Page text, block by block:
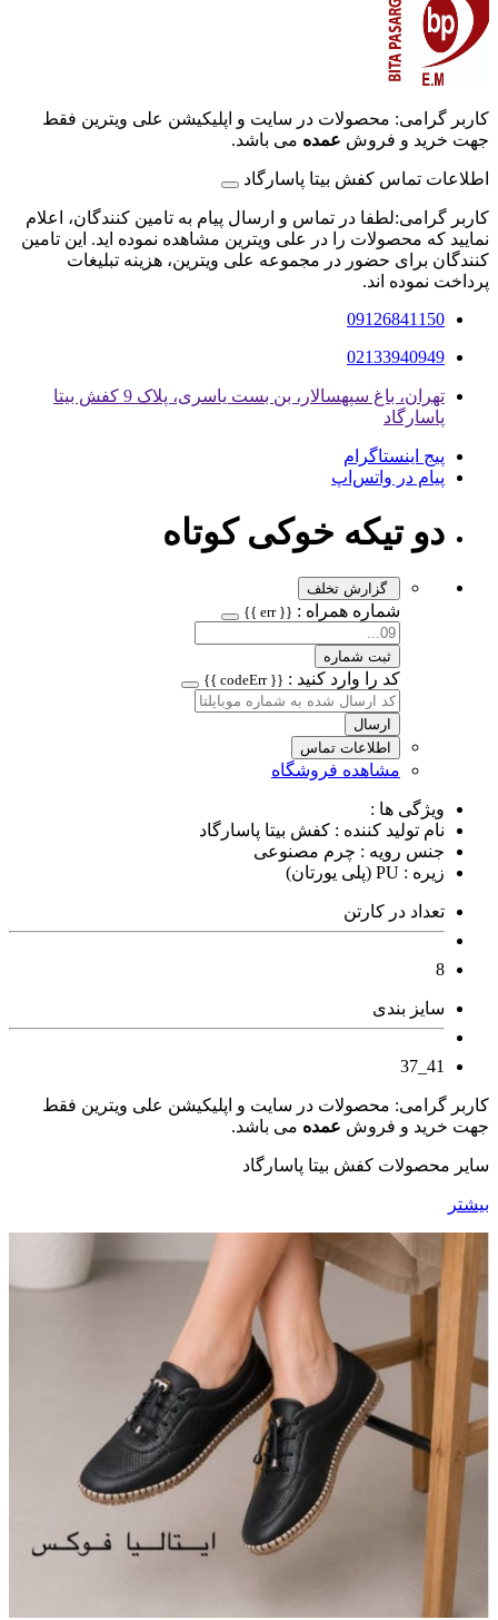
کاربر گرامی: محصولات در سایت و اپلیکیشن علی ویترین فقط
جهت خرید و فروش عمده می باشد.
اطلاعات تماس کفش بیتا پاسارگاد
کاربر گرامی:لطفا در تماس و ارسال پیام به تامین کنندگان، اعلام
نمایید که محصولات را در علی ویترین مشاهده نموده اید. این تامین
کنندگان برای حضور در مجموعه علی ویترین، هزینه تبلیغات
پرداخت نموده اند.
09126841150
02133940949
تهران، باغ سپهسالار، بن بست یاسری، پلاک 9 کفش بیتا
پاسارگاد
پیج اینستاگرام
پیام در واتس‌اپ
دو تیکه خوکی کوتاه
گزارش تخلف
شماره همراه : {{ err }}
ثبت شماره
کد را وارد کنید : {{ codeErr }}
ارسال
اطلاعات تماس
مشاهده فروشگاه
ویژگی ها :
نام تولید کننده : کفش بیتا پاسارگاد
جنس رویه : چرم مصنوعی
زیره : PU (پلی یورتان)
تعداد در کارتن
8
سایز بندی
41_37
کاربر گرامی: محصولات در سایت و اپلیکیشن علی ویترین فقط
جهت خرید و فروش عمده می باشد.
سایر محصولات کفش بیتا پاسارگاد
بیشتر